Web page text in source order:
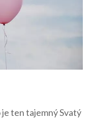
je ten tajemný Svatý